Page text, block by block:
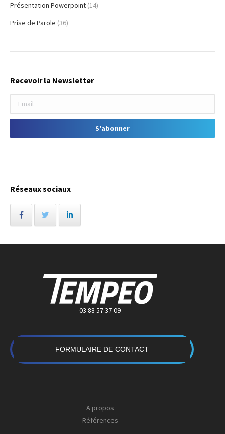
Présentation Powerpoint (14)
Prise de Parole (36)
Recevoir la Newsletter
Réseaux sociaux
03 88 57 37 09
FORMULAIRE DE CONTACT
A propos
Références